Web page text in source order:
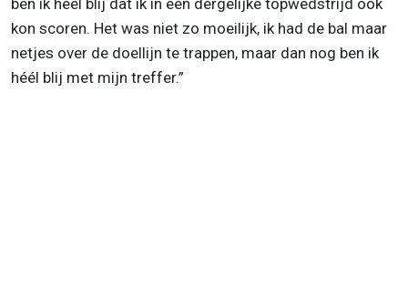
ben ik heel blij dat ik in een dergelijke topwedstrijd ook
kon scoren. Het was niet zo moeilijk, ik had de bal maar
netjes over de doellijn te trappen, maar dan nog ben ik
héél blij met mijn treffer.”